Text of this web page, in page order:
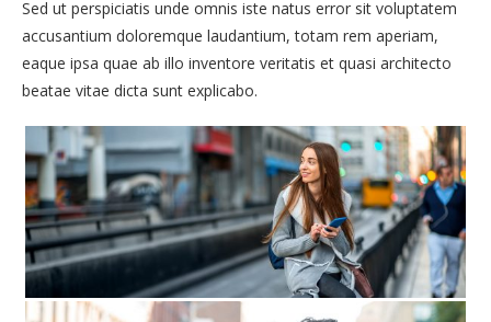
Sed ut perspiciatis unde omnis iste natus error sit voluptatem
accusantium doloremque laudantium, totam rem aperiam,
eaque ipsa quae ab illo inventore veritatis et quasi architecto
beatae vitae dicta sunt explicabo.